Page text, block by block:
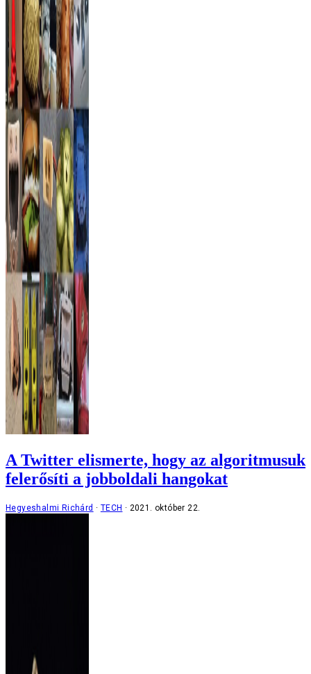
A Twitter elismerte, hogy az algoritmusuk
felerősíti a jobboldali hangokat
Hegyeshalmi Richárd TECH 2021. október 22.